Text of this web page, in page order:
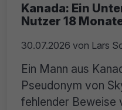
Kanada: Ein
Nutzer 18
30.07.2026 von Lars
Ein Mann aus
Pseudonym von
fehlender Beweise